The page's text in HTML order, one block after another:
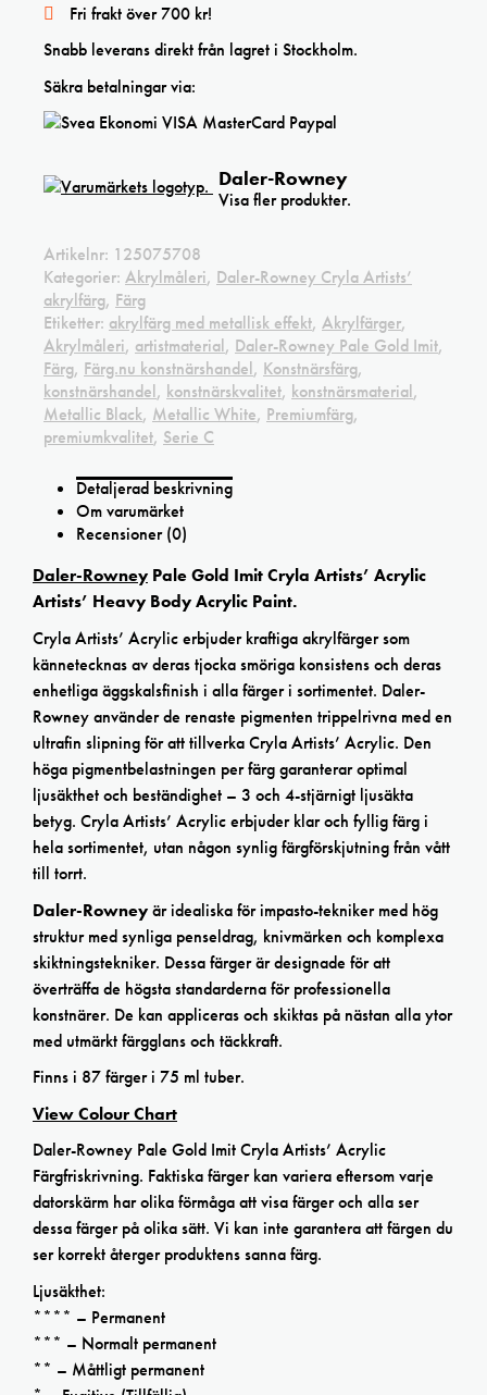
Fri frakt över 700 kr!
Snabb leverans direkt från lagret i Stockholm.
Säkra betalningar via:
Daler-Rowney
Visa fler produkter.
Artikelnr: 125075708
Kategorier: Akrylmåleri, Daler-Rowney Cryla Artists’
akrylfärg, Färg
Etiketter: akrylfärg med metallisk effekt, Akrylfärger,
Akrylmåleri, artistmaterial, Daler-Rowney Pale Gold Imit,
Färg, Färg.nu konstnärshandel, Konstnärsfärg,
konstnärshandel, konstnärskvalitet, konstnärsmaterial,
Metallic Black, Metallic White, Premiumfärg,
premiumkvalitet, Serie C
Detaljerad beskrivning
Om varumärket
Recensioner (0)
Daler-Rowney Pale Gold Imit Cryla Artists’ Acrylic
Artists’ Heavy Body Acrylic Paint.
Cryla Artists’ Acrylic erbjuder kraftiga akrylfärger som
kännetecknas av deras tjocka smöriga konsistens och deras
enhetliga äggskalsfinish i alla färger i sortimentet. Daler-
Rowney använder de renaste pigmenten trippelrivna med en
ultrafin slipning för att tillverka Cryla Artists’ Acrylic. Den
höga pigmentbelastningen per färg garanterar optimal
ljusäkthet och beständighet – 3 och 4-stjärnigt ljusäkta
betyg. Cryla Artists’ Acrylic erbjuder klar och fyllig färg i
hela sortimentet, utan någon synlig färgförskjutning från vått
till torrt.
Daler-Rowneyär idealiska för impasto-tekniker med hög
struktur med synliga penseldrag, knivmärken och komplexa
skiktningstekniker. Dessa färger är designade för att
överträffa de högsta standarderna för professionella
konstnärer. De kan appliceras och skiktas på nästan alla ytor
med utmärkt färgglans och täckkraft.
Finns i 87 färger i 75 ml tuber.
View Colour Chart
Daler-Rowney Pale Gold Imit Cryla Artists’ Acrylic
Färgfriskrivning. Faktiska färger kan variera eftersom varje
datorskärm har olika förmåga att visa färger och alla ser
dessa färger på olika sätt. Vi kan inte garantera att färgen du
ser korrekt återger produktens sanna färg.
Ljusäkthet:
**** – Permanent
*** – Normalt permanent
** – Måttligt permanent